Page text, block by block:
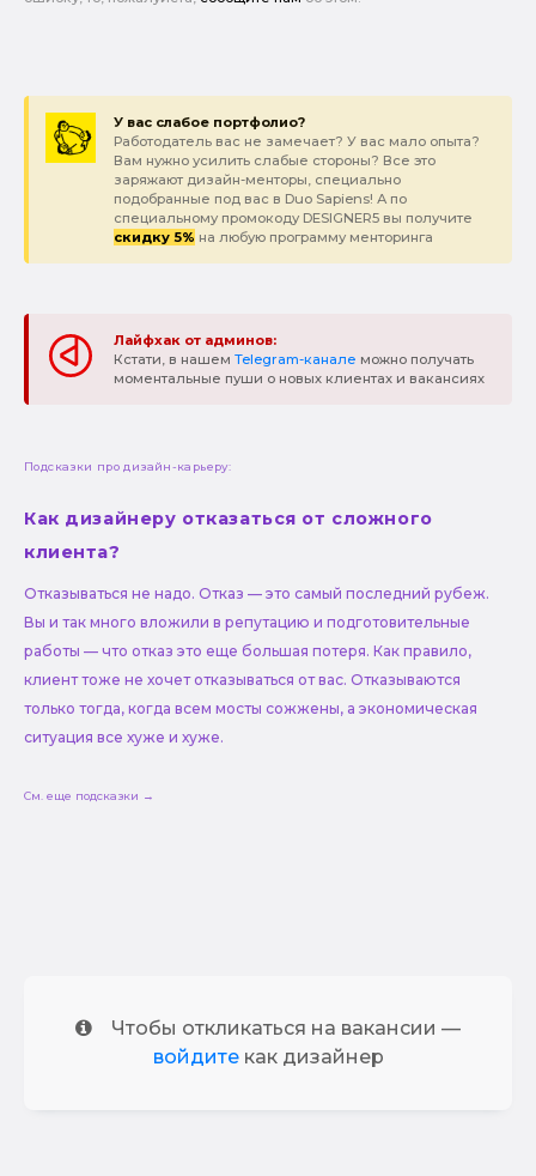
У вас слабое портфолио?
Работодатель вас не замечает? У вас мало опыта?
Вам нужно усилить слабые стороны? Все это
заряжают дизайн-менторы, специально
подобранные под вас в Duo Sapiens! А по
специальному промокоду DESIGNER5 вы получите
скидку 5% на любую программу менторинга
Лайфхак от админов:
Кстати, в нашем Telegram-канале можно получать
моментальные пуши о новых клиентах и вакансиях
Подсказки про дизайн-карьеру:
Как дизайнеру отказаться от сложного
клиента?
Отказываться не надо. Отказ — это самый последний рубеж.
Вы и так много вложили в репутацию и подготовительные
работы — что отказ это еще большая потеря. Как правило,
клиент тоже не хочет отказываться от вас. Отказываются
только тогда, когда всем мосты сожжены, а экономическая
ситуация все хуже и хуже.
См. еще подсказки →
Чтобы откликаться на вакансии —
войдитекак дизайнер